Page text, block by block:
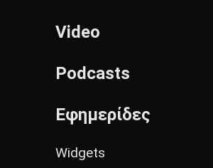
Video
Podcasts
Εφημερίδες
Widgets